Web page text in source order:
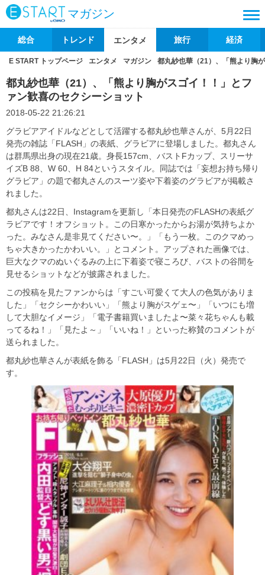
マガジン
総合 トレンド エンタメ 旅行 経済
E START トップページ エンタメ マガジン 都丸紗也華（21）、「熊より胸
都丸紗也華（21）、「熊より胸がスゴイ！！」とフ
ァン歓喜のセクシーショット
2018-05-22 21:26:21
グラビアアイドルなどとして活躍する都丸紗也華さんが、5月22日
発売の雑誌「FLASH」の表紙、グラビアに登場しました。都丸さん
は群馬県出身の現在21歳。身長157cm、バストFカップ、スリーサ
イズB 88、W 60、H 84というスタイル。同誌では「妄想お持ち帰り
グラビア」の題で都丸さんのスーツ姿や下着姿のグラビアが掲載さ
れました。
都丸さんは22日、Instagramを更新し「本日発売のFLASHの表紙グ
ラビアです！オフショット。この日寒かったからお湯が気持ちよか
った。みなさん是非見てください〜。」「もう一枚。このクマめっ
ちゃ大きかったかわいい。」とコメント。アップされた画像では、
巨大なクマのぬいぐるみの上に下着姿で寝ころび、バストの谷間を
見せるショットなどが披露されました。
この投稿を見たファンからは「すごい可愛くて大人の色気がありま
した」「セクシーかわいい」「熊より胸がスゲェ〜」「いつにも増
して大胆なイメージ」「電子書籍買いましたよ〜菜々花ちゃんも載
ってるね！」「見たよ～」「いいね！」といった称賛のコメントが
送られました。
都丸紗也華さんが表紙を飾る「FLASH」は5月22日（火）発売で
す。